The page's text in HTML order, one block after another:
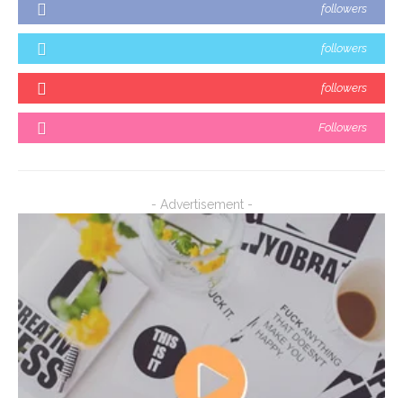
followers
followers
followers
Followers
- Advertisement -